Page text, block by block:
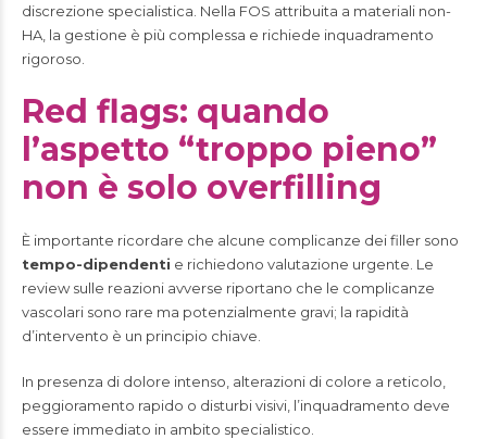
discrezione specialistica. Nella FOS attribuita a materiali non-
HA, la gestione è più complessa e richiede inquadramento
rigoroso.
Red flags: quando
l’aspetto “troppo pieno”
non è solo overfilling
È importante ricordare che alcune complicanze dei filler sono
tempo-dipendenti e richiedono valutazione urgente. Le
review sulle reazioni avverse riportano che le complicanze
vascolari sono rare ma potenzialmente gravi; la rapidità
d’intervento è un principio chiave.
In presenza di dolore intenso, alterazioni di colore a reticolo,
peggioramento rapido o disturbi visivi, l’inquadramento deve
essere immediato in ambito specialistico.